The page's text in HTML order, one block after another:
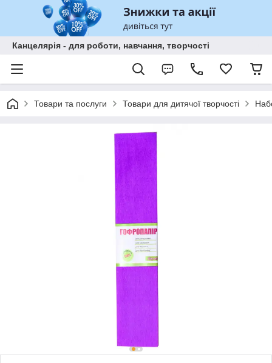
Канцелярія - для роботи, навчання, творчості
Товари та послуги Товари для дитячої творчості